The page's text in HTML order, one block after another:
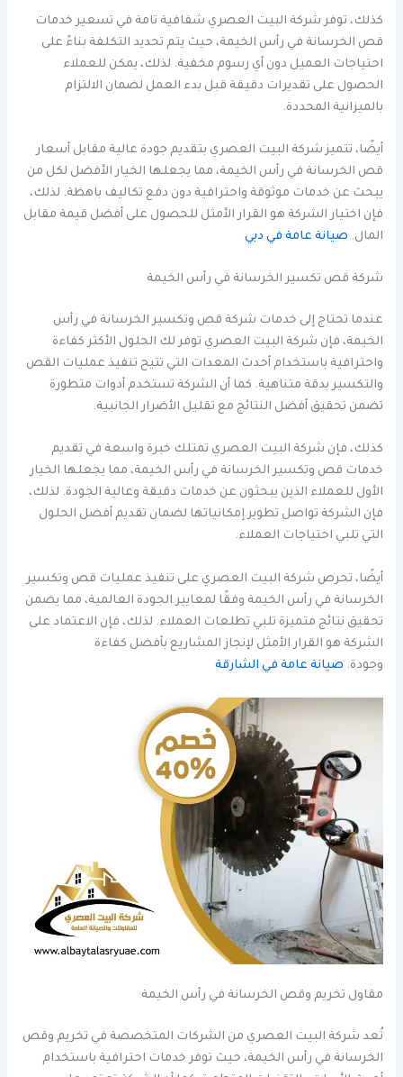
كذلك، توفر شركة البيت العصري شفافية تامة في تسعير خدمات
قص الخرسانة في رأس الخيمة، حيث يتم تحديد التكلفة بناءً على
احتياجات العميل دون أي رسوم مخفية. لذلك، يمكن للعملاء
الحصول على تقديرات دقيقة قبل بدء العمل لضمان الالتزام
بالميزانية المحددة.
أيضًا، تتميز شركة البيت العصري بتقديم جودة عالية مقابل أسعار
قص الخرسانة في رأس الخيمة، مما يجعلها الخيار الأفضل لكل من
يبحث عن خدمات موثوقة واحترافية دون دفع تكاليف باهظة. لذلك،
فإن اختيار الشركة هو القرار الأمثل للحصول على أفضل قيمة مقابل
المال. صيانة عامة في دبي
شركة قص تكسير الخرسانة في رأس الخيمة
عندما تحتاج إلى خدمات شركة قص وتكسير الخرسانة في رأس
الخيمة، فإن شركة البيت العصري توفر لك الحلول الأكثر كفاءة
واحترافية باستخدام أحدث المعدات التي تتيح تنفيذ عمليات القص
والتكسير بدقة متناهية. كما أن الشركة تستخدم أدوات متطورة
تضمن تحقيق أفضل النتائج مع تقليل الأضرار الجانبية.
كذلك، فإن شركة البيت العصري تمتلك خبرة واسعة في تقديم
خدمات قص وتكسير الخرسانة في رأس الخيمة، مما يجعلها الخيار
الأول للعملاء الذين يبحثون عن خدمات دقيقة وعالية الجودة. لذلك،
فإن الشركة تواصل تطوير إمكانياتها لضمان تقديم أفضل الحلول
التي تلبي احتياجات العملاء.
أيضًا، تحرص شركة البيت العصري على تنفيذ عمليات قص وتكسير
الخرسانة في رأس الخيمة وفقًا لمعايير الجودة العالمية، مما يضمن
تحقيق نتائج متميزة تلبي تطلعات العملاء. لذلك، فإن الاعتماد على
الشركة هو القرار الأمثل لإنجاز المشاريع بأفضل كفاءة
وجودة. صيانة عامة في الشارقة
مقاول تخريم وقص الخرسانة في رأس الخيمة
تُعد شركة البيت العصري من الشركات المتخصصة في تخريم وقص
الخرسانة في رأس الخيمة، حيث توفر خدمات احترافية باستخدام